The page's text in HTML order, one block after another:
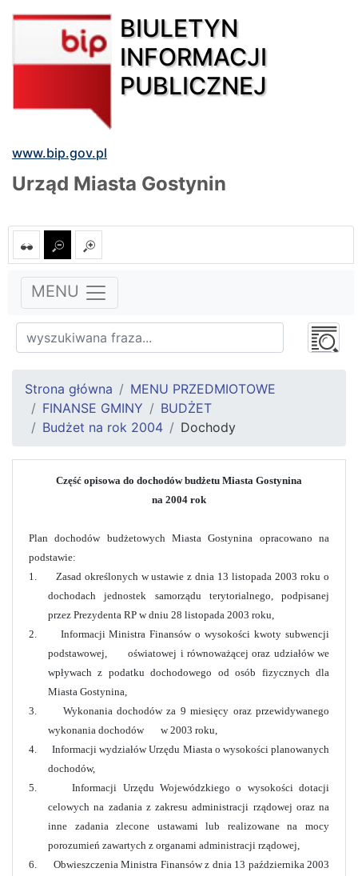
BIULETYN
INFORMACJI
PUBLICZNEJ
www.bip.gov.pl
Urząd Miasta Gostynin
MENU
Strona główna
MENU PRZEDMIOTOWE
FINANSE GMINY
BUDŻET
Budżet na rok 2004
Dochody
Część opisowa do dochodów budżetu Miasta Gostynina
na 2004 rok
Plan dochodów budżetowych Miasta Gostynina opracowano na
podstawie:
1. Zasad określonych w ustawie z dnia 13 listopada 2003 roku o
dochodach jednostek samorządu terytorialnego, podpisanej
przez Prezydenta RP w dniu 28 listopada 2003 roku,
2. Informacji Ministra Finansów o wysokości kwoty subwencji
podstawowej, oświatowej i równoważącej oraz udziałów we
wpływach z podatku dochodowego od osób fizycznych dla
Miasta Gostynina,
3. Wykonania dochodów za 9 miesięcy oraz przewidywanego
wykonania dochodów w 2003 roku,
4. Informacji wydziałów Urzędu Miasta o wysokości planowanych
dochodów,
5. Informacji Urzędu Wojewódzkiego o wysokości dotacji
celowych na zadania z zakresu administracji rządowej oraz na
inne zadania zlecone ustawami lub realizowane na mocy
porozumień zawartych z organami administracji rządowej,
6. Obwieszczenia Ministra Finansów z dnia 13 października 2003